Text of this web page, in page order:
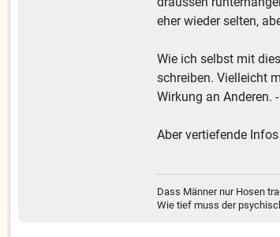
eher wieder selten,
Wie ich selbst mit
schreiben. Vielleicht
Wirkung an Anderen.
Aber vertiefende
Dass Männer nur Hosen
Wie tief muss der